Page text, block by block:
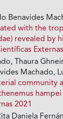
Benavides
with the
revealed by
Thaura
Machado,
community
hampei
2021
Daniela